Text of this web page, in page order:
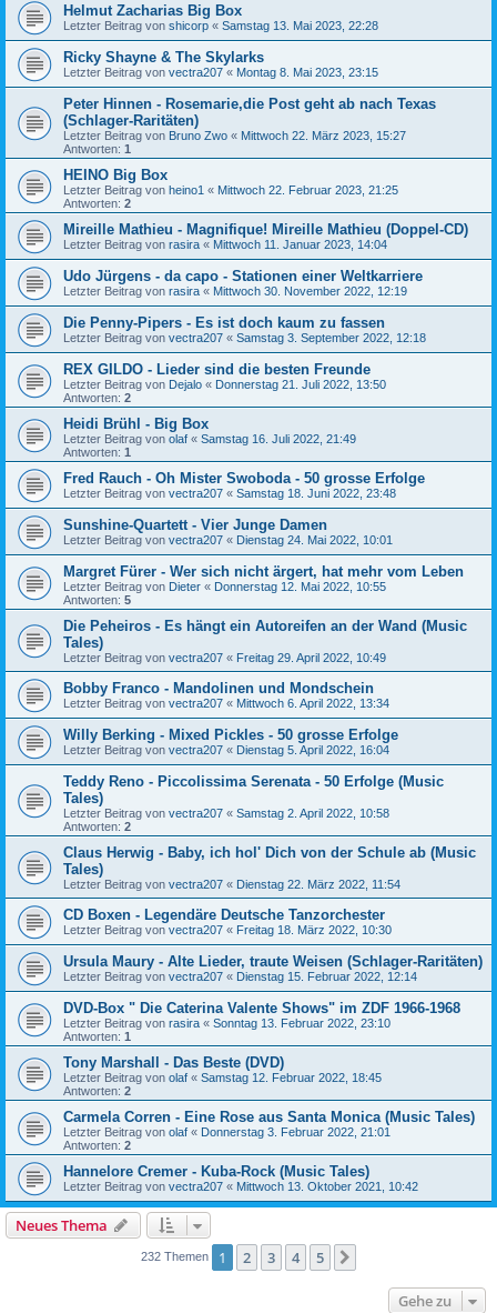
Helmut Zacharias Big Box
Letzter Beitrag von shicorp « Samstag 13. Mai 2023, 22:28
Ricky Shayne & The Skylarks
Letzter Beitrag von vectra207 « Montag 8. Mai 2023, 23:15
Peter Hinnen - Rosemarie,die Post geht ab nach Texas
(Schlager-Raritäten)
Letzter Beitrag von Bruno Zwo « Mittwoch 22. März 2023, 15:27
Antworten: 1
HEINO Big Box
Letzter Beitrag von heino1 « Mittwoch 22. Februar 2023, 21:25
Antworten: 2
Mireille Mathieu - Magnifique! Mireille Mathieu (Doppel-CD)
Letzter Beitrag von rasira « Mittwoch 11. Januar 2023, 14:04
Udo Jürgens - da capo - Stationen einer Weltkarriere
Letzter Beitrag von rasira « Mittwoch 30. November 2022, 12:19
Die Penny-Pipers - Es ist doch kaum zu fassen
Letzter Beitrag von vectra207 « Samstag 3. September 2022, 12:18
REX GILDO - Lieder sind die besten Freunde
Letzter Beitrag von Dejalo « Donnerstag 21. Juli 2022, 13:50
Antworten: 2
Heidi Brühl - Big Box
Letzter Beitrag von olaf « Samstag 16. Juli 2022, 21:49
Antworten: 1
Fred Rauch - Oh Mister Swoboda - 50 grosse Erfolge
Letzter Beitrag von vectra207 « Samstag 18. Juni 2022, 23:48
Sunshine-Quartett - Vier Junge Damen
Letzter Beitrag von vectra207 « Dienstag 24. Mai 2022, 10:01
Margret Fürer - Wer sich nicht ärgert, hat mehr vom Leben
Letzter Beitrag von Dieter « Donnerstag 12. Mai 2022, 10:55
Antworten: 5
Die Peheiros - Es hängt ein Autoreifen an der Wand (Music
Tales)
Letzter Beitrag von vectra207 « Freitag 29. April 2022, 10:49
Bobby Franco - Mandolinen und Mondschein
Letzter Beitrag von vectra207 « Mittwoch 6. April 2022, 13:34
Willy Berking - Mixed Pickles - 50 grosse Erfolge
Letzter Beitrag von vectra207 « Dienstag 5. April 2022, 16:04
Teddy Reno - Piccolissima Serenata - 50 Erfolge (Music
Tales)
Letzter Beitrag von vectra207 « Samstag 2. April 2022, 10:58
Antworten: 2
Claus Herwig - Baby, ich hol' Dich von der Schule ab (Music
Tales)
Letzter Beitrag von vectra207 « Dienstag 22. März 2022, 11:54
CD Boxen - Legendäre Deutsche Tanzorchester
Letzter Beitrag von vectra207 « Freitag 18. März 2022, 10:30
Ursula Maury - Alte Lieder, traute Weisen (Schlager-Raritäten)
Letzter Beitrag von vectra207 « Dienstag 15. Februar 2022, 12:14
DVD-Box " Die Caterina Valente Shows" im ZDF 1966-1968
Letzter Beitrag von rasira « Sonntag 13. Februar 2022, 23:10
Antworten: 1
Tony Marshall - Das Beste (DVD)
Letzter Beitrag von olaf « Samstag 12. Februar 2022, 18:45
Antworten: 2
Carmela Corren - Eine Rose aus Santa Monica (Music Tales)
Letzter Beitrag von olaf « Donnerstag 3. Februar 2022, 21:01
Antworten: 2
Hannelore Cremer - Kuba-Rock (Music Tales)
Letzter Beitrag von vectra207 « Mittwoch 13. Oktober 2021, 10:42
Neues Thema
232 Themen 1 2 3 4 5
Gehe zu